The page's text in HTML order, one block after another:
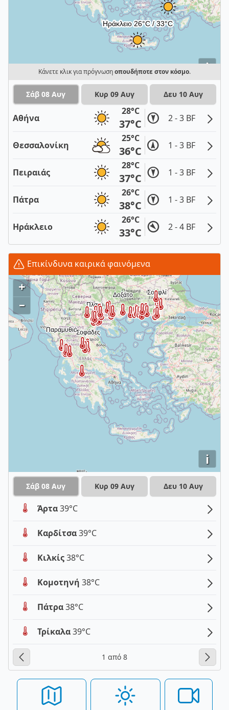
i
Κάνετε κλικ για πρόγνωσηοπουδήποτε στον κόσμο.
Σάβ 08 Αυγ Κυρ 09 Αυγ Δευ 10 Αυγ
Αθήνα
28°C
37°C 2 - 3 BF
Θεσσαλονίκη
25°C
36°C 1 - 3 BF
Πειραιάς
28°C
37°C 1 - 3 BF
Πάτρα
26°C
38°C 1 - 3 BF
Ηράκλειο
26°C
33°C 2 - 4 BF
Επικίνδυνα καιρικά φαινόμενα
i
+
–
Σάβ 08 Αυγ Κυρ 09 Αυγ Δευ 10 Αυγ
Άρτα39°C
Καρδίτσα39°C
Κιλκίς38°C
Κομοτηνή 38°C
Πάτρα38°C
Τρίκαλα39°C
1 από 8